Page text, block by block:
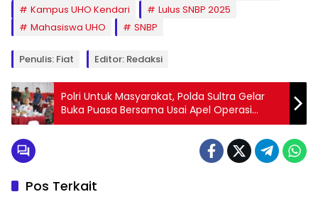
Kampus UHO Kendari
Lulus SNBP 2025
Mahasiswa UHO
SNBP
Penulis: Fiat Editor: Redaksi
Polri Untuk Masyarakat, Polda Sultra Gelar
Buka Puasa Bersama Usai Apel Operasi
Ketupat Anoa 2025
Pos Terkait